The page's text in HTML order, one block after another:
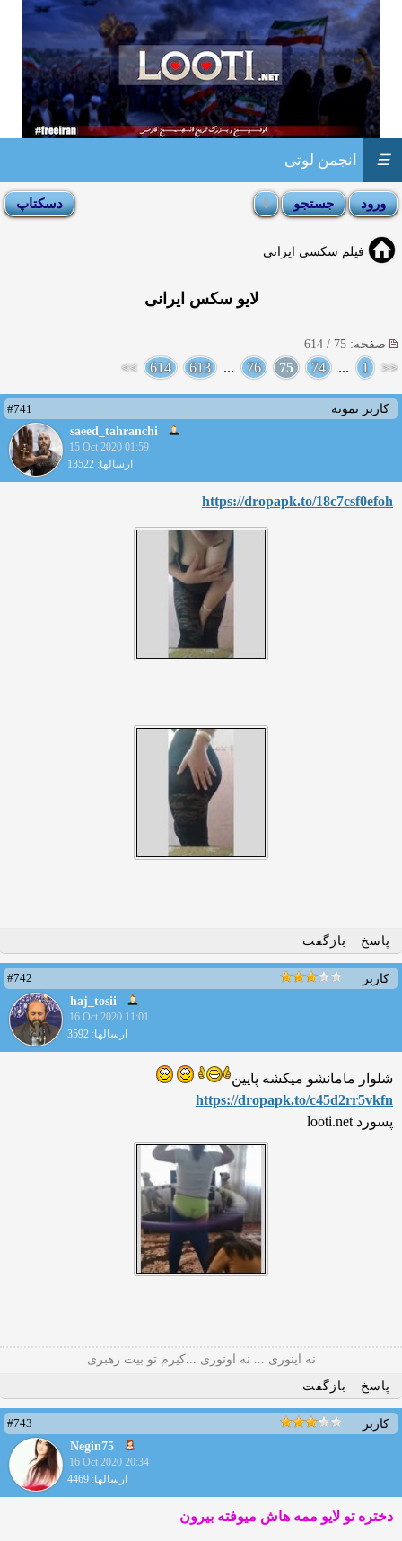
انجمن لوتی ☰
فیلم سکسی ایرانی
لایو سکس ایرانی
صفحه: 75 / 614
<<
1
...
74
75
76
...
613
614
>>
کاربر نمونه
#741
saeed_tahranchi
15 Oct 2020 01:59
ارسالها: 13522
https://dropapk.to/18c7csf0efoh
پاسخ بازگفت
کاربر
#742
haj_tosii
16 Oct 2020 11:01
ارسالها: 3592
شلوار مامانشو میکشه پایین
https://dropapk.to/c45d2rr5vkfn
پسورد looti.net
نه اینوری ... نه اونوری ...کیرم تو بیت رهبری
پاسخ
بازگفت
کاربر
#743
Negin75
16 Oct 2020 20:34
ارسالها: 4469
دختره تو لایو ممه هاش میوفته بیرون